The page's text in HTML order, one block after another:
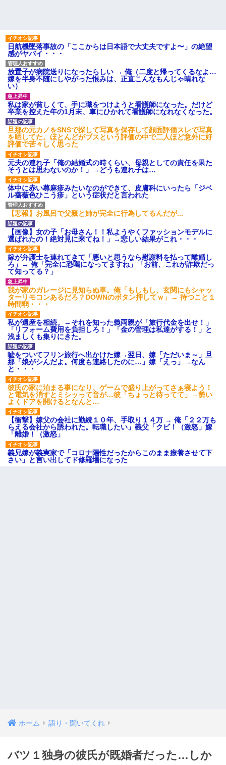
日航機墜落事故の「ここからは日本語で大丈夫ですよ〜」の絶望
感がヤバイ・・・
放置子が病院送りになったらしい → 俺（二度と帰ってくるなよ…
嫁を半身不随にしやがった恨みは、正直こんなもんじゃ晴れな
い）
私は家が貧しくて、手に職をつけようと看護師になった。だけど
卒業を控えた年の1月末、車にひかれて看護師になれなくなった。
旦那の元カノをSNSで探して写真を保存して顔面評価スレで写真
を晒してた。ほとんどがブスという評価の中で二人ほど意外に好
評価で苦々しく思った
元夫の連れ子「俺の結婚式の時くらい、母親としての責任を果た
そうとは思わないのか！」→どうも連れ子は…
体中に赤い蕁麻疹みたいなのができて、皮膚科にいったら「ジベ
ル薔薇色ひこう疹」という症状だと言われた
【悲報】お風呂で父親と姉が完全に行為してるんだが...
【画像】女の子「お母さん！！私ようやくファッションモデルに
選ばれたの！絶対見に来てね！」→悲しい結果がこれ・・・
嫁が弁護士を連れてきて「悪いと思うなら慰謝料を払って離婚し
ろ」→ 俺「完全に恐喝になってますね」「お前、これが詐欺だっ
て知ってる？」
我が家のガレージに見知らぬ車。俺「もしもし、玄関にもシャッ
ターリモコンあるだろ？DOWNのボタン押してｗ」→ 待つこと１
時間弱・・・
私が遺産を相続。→それを知った義両親が「旅行代金を出せ！」
「リフォーム費用を負担しろ！」「金の管理は私達がする！」と
浅ましくも集りにきた。
嘘をついてフリン旅行へ出かけた嫁→翌日、嫁「ただいま～」旦
那「娘がシんだよ。何度も連絡したのに…」嫁「えっ」→なん
と・・・
彼氏の家に泊まる事になり、ゲームで盛り上がってさぁ寝よう！
と電気を消すとミシッって音が…彼「ちょっと待ってて」→勢い
よくドアを開けるとなんと…
【衝撃】嫁父の会社に勤続１０年、手取り１４万 → 俺「２２万も
らえる会社から誘われた。転職したい」義父「クビ！（激怒」嫁
「離婚！（激怒」
義兄嫁が義実家で「コロナ陽性だったからこのまま療養させて下
さい」と言い出してド修羅場になった
ホーム 語り・聞いてくれ
バツ１独身の彼氏が既婚者だった…しか